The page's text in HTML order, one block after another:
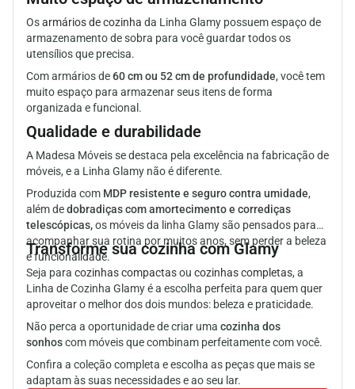
Osarmários de cozinha da Linha Glamy possuem espaço de
armazenamento de sobra para você guardar todos os
utensílios que precisa.
Com armários de60 cm ou 52 cm de profundidade, você tem
muito espaço para armazenar seus itens de forma
organizada e funcional.
Qualidade e durabilidade
A Madesa Móveis se destaca pela excelência na fabricação de
móveis, e a Linha Glamy não é diferente.
Produzida com MDP resistente e seguro contra umidade,
além dedobradiças com amortecimento e corrediças
telescópicas,os móveis da linha Glamy são pensados para
acompanhar sua rotina por muitos anos, sem perder a beleza
e funcionalidade.
Transforme sua cozinha com Glamy
Seja para cozinhas compactasou cozinhas completas, a
Linha de Cozinha Glamy é a escolha perfeita para quem quer
aproveitar o melhor dos dois mundos: beleza e praticidade.
Não perca a oportunidade de criar uma cozinha dos
sonhoscom móveis que combinam perfeitamente com você.
Confira a coleção completa e escolha as peças que mais se
adaptam às suas necessidades e ao seu lar.